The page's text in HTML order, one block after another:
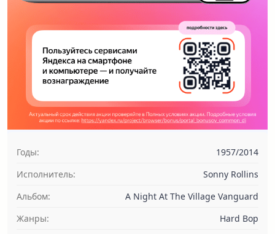
Годы:
1957/2014
Исполнитель:
Sonny Rollins
Альбом:
A Night At The Village Vanguard
Жанры:
Hard Bop